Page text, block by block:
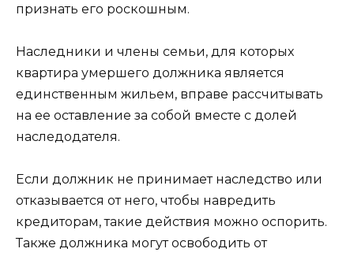
признать его роскошным.
Наследники и члены семьи, для которых
квартира умершего должника является
единственным жильем, вправе рассчитывать
на ее оставление за собой вместе с долей
наследодателя.
Если должник не принимает наследство или
отказывается от него, чтобы навредить
кредиторам, такие действия можно оспорить.
Также должника могут освободить от